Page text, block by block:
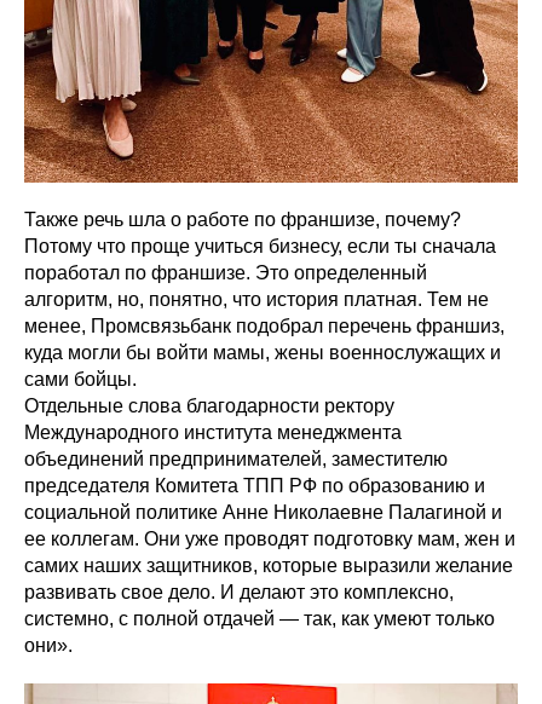
Также речь шла о работе по франшизе, почему?
Потому что проще учиться бизнесу, если ты сначала
поработал по франшизе. Это определенный
алгоритм, но, понятно, что история платная. Тем не
менее, Промсвязьбанк подобрал перечень франшиз,
куда могли бы войти мамы, жены военнослужащих и
сами бойцы.
Отдельные слова благодарности ректору
Международного института менеджмента
объединений предпринимателей, заместителю
председателя Комитета ТПП РФ по образованию и
социальной политике Анне Николаевне Палагиной и
ее коллегам. Они уже проводят подготовку мам, жен и
самих наших защитников, которые выразили желание
развивать свое дело. И делают это комплексно,
системно, с полной отдачей — так, как умеют только
они».